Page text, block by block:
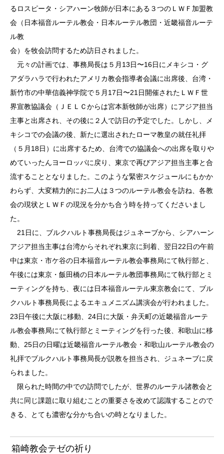
るロスピータ・シアハーン牧師が日本にある３つのＬＷＦ加盟教
会（日本福音ルーテル教会・日本ルーテル教団・近畿福音ルーテ
ル教
会）を牧会訪問するため訪日されました。
元々の計画では、事務局長は５月13日〜16日にメキシコ・グ
アダラハラで行われたアメリカ教会指導者会議に出席後、台湾・
新竹市の中華信義神学院で５月17日〜21日開催されたＬＷＦ世
界宣教協議会（ＪＥＬＣからは宮本新牧師が出席）にアジア担当
主事と出席され、その後に２人で訪日の予定でした。しかし、メ
キシコでの会議の後、新たに選出されたローマ教皇の就任礼拝
（５月18日）に出席するため、台湾での協議会への出席を取りや
めていったんヨーロッパに戻り、東京で再びアジア担当主事と合
流することとなりました。このような緊密スケジュールにもかか
わらず、大変精力的にお二人は３つのルーテル教会を訪ね、各教
会の現状とＬＷＦの現況を分かち合う時を持ってくださいまし
た。
21日に、ブルクハルト事務局長はジュネーブから、シアハーン
アジア担当主事は台湾からそれぞれ東京に到着、翌日22日の午前
中は東京・市ケ谷の日本福音ルーテル教会事務局にて執行部と、
午後には東京・飯田橋の日本ルーテル教団事務局にて執行部とミ
ーティングを持ち、夜には日本福音ルーテル東京教会にて、ブル
クハルト事務局長によるエキュメニズム講演会が行われました。
23日午後に大阪に移動、24日に大阪・弁天町の近畿福音ルーテ
ル教会事務局にて執行部とミーティングを行った後、和歌山に移
動、25日の日曜は近畿福音ルーテル教会・和歌山ルーテル教会の
礼拝でブルクハルト事務局長が説教を担当され、ジュネーブに戻
られました。
限られた時間の中での訪問でしたが、世界のルーテル諸教会と
共に同じ課題に取り組むことの重要さを改めて認識することので
きる、とても濃密な分かち合いの時となりました。
箱崎教会テゼの祈り